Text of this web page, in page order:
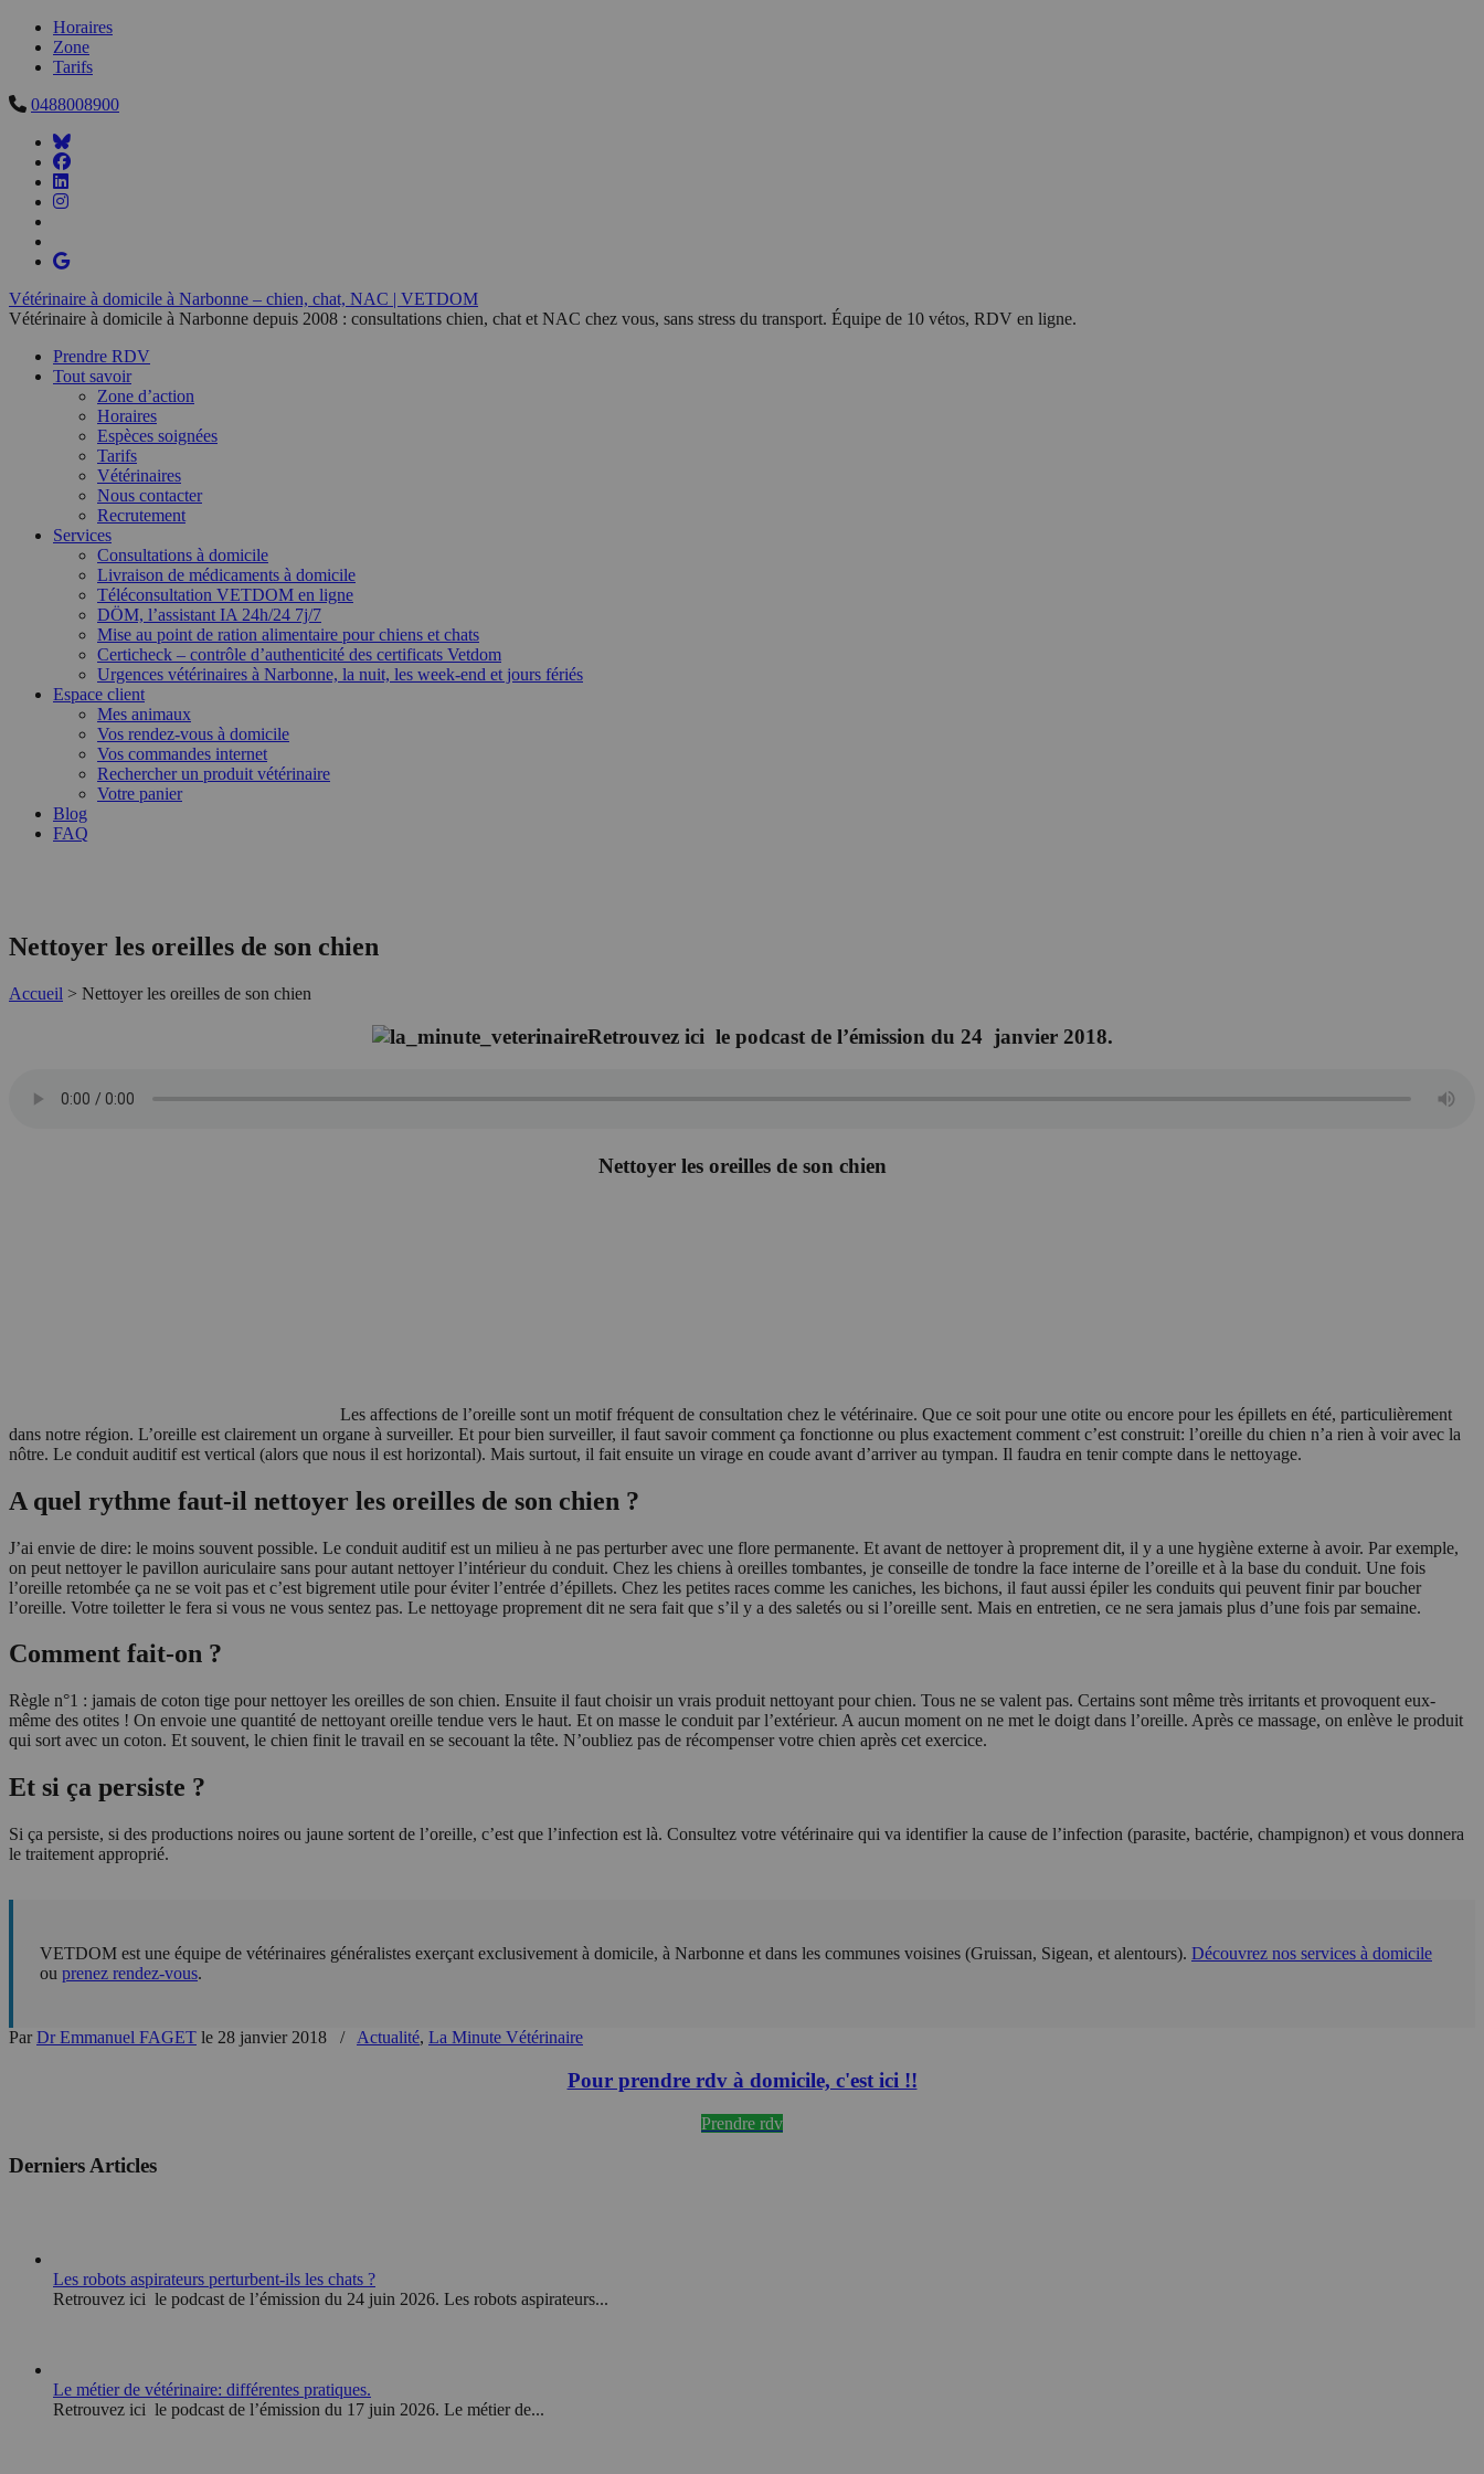
Horaires
Zone
Tarifs
0488008900
Vétérinaire à domicile à Narbonne – chien, chat, NAC | VETDOM
Vétérinaire à domicile à Narbonne depuis 2008 : consultations chien, chat et NAC chez vous, sans stress du transport. Équipe de 10 vétos, RDV en ligne.
Prendre RDV
Tout savoir
Zone d’action
Horaires
Espèces soignées
Tarifs
Vétérinaires
Nous contacter
Recrutement
Services
Consultations à domicile
Livraison de médicaments à domicile
Téléconsultation VETDOM en ligne
DÖM, l’assistant IA 24h/24 7j/7
Mise au point de ration alimentaire pour chiens et chats
Certicheck – contrôle d’authenticité des certificats Vetdom
Urgences vétérinaires à Narbonne, la nuit, les week-end et jours fériés
Espace client
Mes animaux
Vos rendez-vous à domicile
Vos commandes internet
Rechercher un produit vétérinaire
Votre panier
Blog
FAQ
Nettoyer les oreilles de son chien
Accueil > Nettoyer les oreilles de son chien
Retrouvez ici le podcast de l’émission du 24 janvier 2018.
Nettoyer les oreilles de son chien
Les affections de l’oreille sont un motif fréquent de consultation chez le vétérinaire. Que ce soit pour une otite ou encore pour les épillets en été, particulièrement
dans notre région. L’oreille est clairement un organe à surveiller. Et pour bien surveiller, il faut savoir comment ça fonctionne ou plus exactement comment c’est construit: l’oreille du chien n’a rien à voir avec la
nôtre. Le conduit auditif est vertical (alors que nous il est horizontal). Mais surtout, il fait ensuite un virage en coude avant d’arriver au tympan. Il faudra en tenir compte dans le nettoyage.
A quel rythme faut-il nettoyer les oreilles de son chien ?
J’ai envie de dire: le moins souvent possible. Le conduit auditif est un milieu à ne pas perturber avec une flore permanente. Et avant de nettoyer à proprement dit, il y a une hygiène externe à avoir. Par exemple,
on peut nettoyer le pavillon auriculaire sans pour autant nettoyer l’intérieur du conduit. Chez les chiens à oreilles tombantes, je conseille de tondre la face interne de l’oreille et à la base du conduit. Une fois
l’oreille retombée ça ne se voit pas et c’est bigrement utile pour éviter l’entrée d’épillets. Chez les petites races comme les caniches, les bichons, il faut aussi épiler les conduits qui peuvent finir par boucher
l’oreille. Votre toiletter le fera si vous ne vous sentez pas. Le nettoyage proprement dit ne sera fait que s’il y a des saletés ou si l’oreille sent. Mais en entretien, ce ne sera jamais plus d’une fois par semaine.
Comment fait-on ?
Règle n°1 : jamais de coton tige pour nettoyer les oreilles de son chien. Ensuite il faut choisir un vrais produit nettoyant pour chien. Tous ne se valent pas. Certains sont même très irritants et provoquent eux-
même des otites ! On envoie une quantité de nettoyant oreille tendue vers le haut. Et on masse le conduit par l’extérieur. A aucun moment on ne met le doigt dans l’oreille. Après ce massage, on enlève le produit
qui sort avec un coton. Et souvent, le chien finit le travail en se secouant la tête. N’oubliez pas de récompenser votre chien après cet exercice.
Et si ça persiste ?
Si ça persiste, si des productions noires ou jaune sortent de l’oreille, c’est que l’infection est là. Consultez votre vétérinaire qui va identifier la cause de l’infection (parasite, bactérie, champignon) et vous donnera
le traitement approprié.
VETDOM est une équipe de vétérinaires généralistes exerçant exclusivement à domicile, à Narbonne et dans les communes voisines (Gruissan, Sigean, et alentours). Découvrez nos services à domicile
ou prenez rendez-vous.
ParDr Emmanuel FAGET le 28 janvier 2018 / Actualité, La Minute Vétérinaire
Pour prendre rdv à domicile, c'est ici !!
Prendre rdv
Derniers Articles
Les robots aspirateurs perturbent-ils les chats ?
Retrouvez ici le podcast de l’émission du 24 juin 2026. Les robots aspirateurs...
Le métier de vétérinaire: différentes pratiques.
Retrouvez ici le podcast de l’émission du 17 juin 2026. Le métier de...